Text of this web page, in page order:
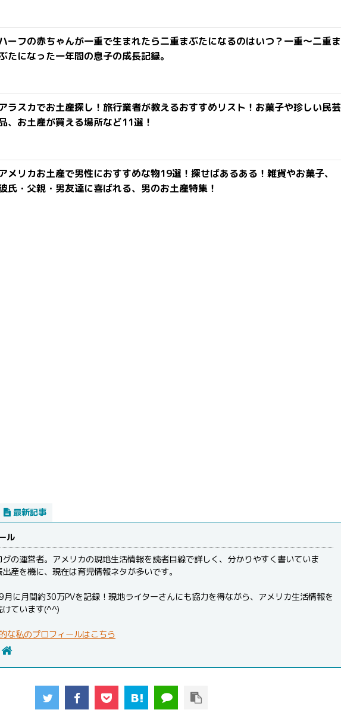
ーフの赤ちゃんが一重で生まれたら二重まぶたになるのはいつ？一重〜二重ま
たになった一年間の息子の成長記録。
アラスカでお土産探し！旅行業者が教えるおすすめリスト！お菓子や珍しい民芸
、お土産が買える場所など11選！
アメリカお土産で男性におすすめな物19選！探せばあるある！雑貨やお菓子、
氏・父親・男友達に喜ばれる、男のお土産特集！
最新記事
ル
グの運営者。アメリカの現地生活情報を読者目線で詳しく、分かりやすく書いていま
産を機に、現在は育児情報ネタが多いです。
に月間約30万PVを記録！現地ライターさんにも協力を得ながら、アメリカ生活情報を
けています(^^)
な私のプロフィールはこちら